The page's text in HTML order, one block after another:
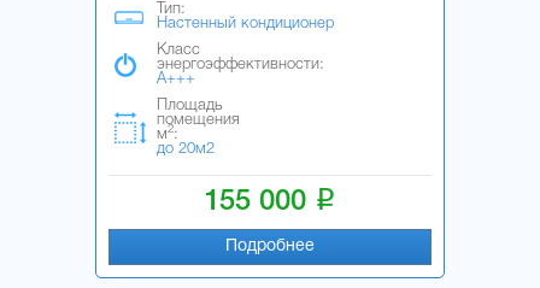
Тип:
Настенный кондиционер
Класс
энергоэффективности:
A+++
Площадь
помещения
м2:
до 20м2
155 000 i
Подробнее